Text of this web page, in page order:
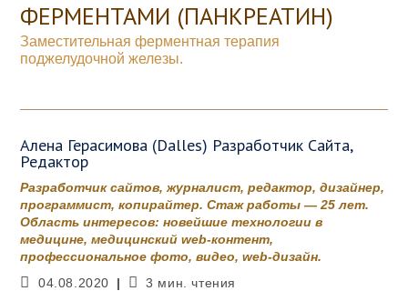
ФЕРМЕНТАМИ (ПАНКРЕАТИН)
Заместительная ферментная терапия
поджелудочной железы.
Алена Герасимова (Dalles) Разработчик Сайта,
Редактор
Разработчик сайтов, журналист, редактор, дизайнер,
программист, копирайтер. Стаж работы — 25 лет.
Область интересов: новейшие технологии в
медицине, медицинский web-контент,
профессиональное фото, видео, web-дизайн.
Запись
04.08.2020
Время
3 мин. чтения